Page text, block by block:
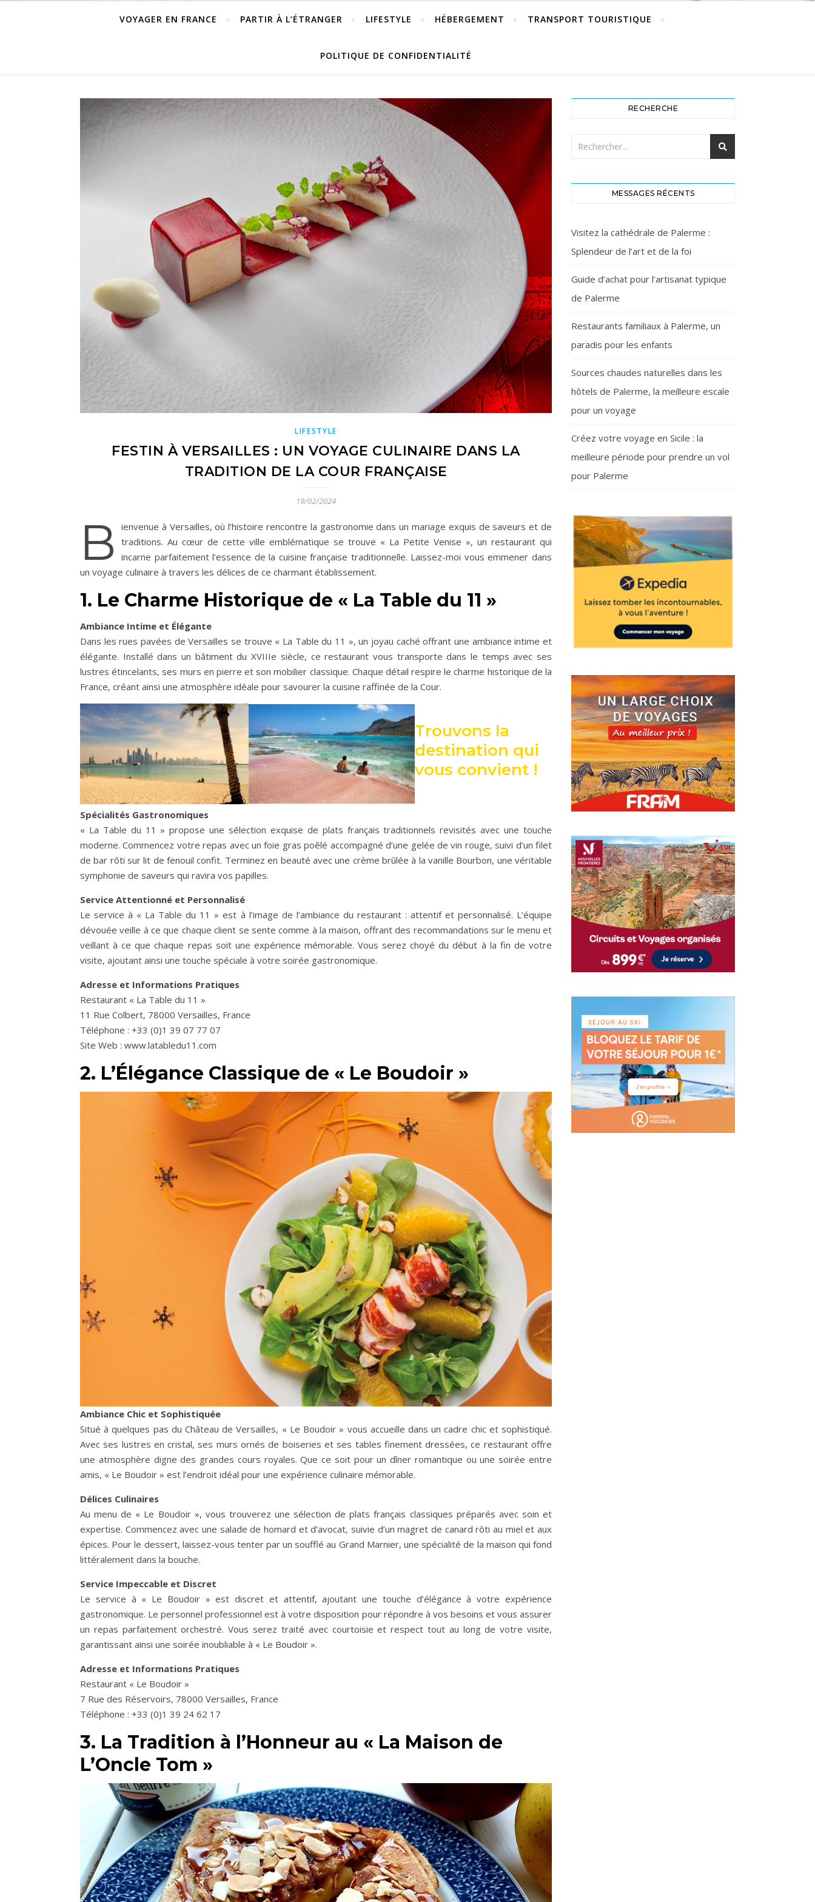
VOYAGER EN FRANCE PARTIR À L’ÉTRANGER LIFESTYLE HÉBERGEMENT TRANSPORT TOURISTIQUE
POLITIQUE DE CONFIDENTIALITÉ
LIFESTYLE
FESTIN À VERSAILLES : UN VOYAGE CULINAIRE DANS LA
TRADITION DE LA COUR FRANÇAISE
19/02/2024
B
ienvenue à Versailles, où l’histoire rencontre la gastronomie dans un mariage exquis de saveurs et de
traditions. Au cœur de cette ville emblématique se trouve « La Petite Venise », un restaurant qui
incarne parfaitement l’essence de la cuisine française traditionnelle. Laissez-moi vous emmener dans
un voyage culinaire à travers les délices de ce charmant établissement.
1. Le Charme Historique de « La Table du 11 »
Ambiance Intime et Élégante
Dans les rues pavées de Versailles se trouve « La Table du 11 », un joyau caché offrant une ambiance intime et
élégante. Installé dans un bâtiment du XVIIIe siècle, ce restaurant vous transporte dans le temps avec ses
lustres étincelants, ses murs en pierre et son mobilier classique. Chaque détail respire le charme historique de la
France, créant ainsi une atmosphère idéale pour savourer la cuisine raffinée de la Cour.
Trouvons la
destination qui
vous convient !
Spécialités Gastronomiques
« La Table du 11 » propose une sélection exquise de plats français traditionnels revisités avec une touche
moderne. Commencez votre repas avec un foie gras poêlé accompagné d’une gelée de vin rouge, suivi d’un filet
de bar rôti sur lit de fenouil confit. Terminez en beauté avec une crème brûlée à la vanille Bourbon, une véritable
symphonie de saveurs qui ravira vos papilles.
Service Attentionné et Personnalisé
Le service à « La Table du 11 » est à l’image de l’ambiance du restaurant : attentif et personnalisé. L’équipe
dévouée veille à ce que chaque client se sente comme à la maison, offrant des recommandations sur le menu et
veillant à ce que chaque repas soit une expérience mémorable. Vous serez choyé du début à la fin de votre
visite, ajoutant ainsi une touche spéciale à votre soirée gastronomique.
Adresse et Informations Pratiques
Restaurant « La Table du 11 »
11 Rue Colbert, 78000 Versailles, France
Téléphone : +33 (0)1 39 07 77 07
Site Web : www.latabledu11.com
2. L’Élégance Classique de « Le Boudoir »
Ambiance Chic et Sophistiquée
Situé à quelques pas du Château de Versailles, « Le Boudoir » vous accueille dans un cadre chic et sophistiqué.
Avec ses lustres en cristal, ses murs ornés de boiseries et ses tables finement dressées, ce restaurant offre
une atmosphère digne des grandes cours royales. Que ce soit pour un dîner romantique ou une soirée entre
amis, « Le Boudoir » est l’endroit idéal pour une expérience culinaire mémorable.
Délices Culinaires
Au menu de « Le Boudoir », vous trouverez une sélection de plats français classiques préparés avec soin et
expertise. Commencez avec une salade de homard et d’avocat, suivie d’un magret de canard rôti au miel et aux
épices. Pour le dessert, laissez-vous tenter par un soufflé au Grand Marnier, une spécialité de la maison qui fond
littéralement dans la bouche.
Service Impeccable et Discret
Le service à « Le Boudoir » est discret et attentif, ajoutant une touche d’élégance à votre expérience
gastronomique. Le personnel professionnel est à votre disposition pour répondre à vos besoins et vous assurer
un repas parfaitement orchestré. Vous serez traité avec courtoisie et respect tout au long de votre visite,
garantissant ainsi une soirée inoubliable à « Le Boudoir ».
Adresse et Informations Pratiques
Restaurant « Le Boudoir »
7 Rue des Réservoirs, 78000 Versailles, France
Téléphone : +33 (0)1 39 24 62 17
3. La Tradition à l’Honneur au « La Maison de
L’Oncle Tom »
RECHERCHE
MESSAGES RÉCENTS
Visitez la cathédrale de Palerme :
Splendeur de l’art et de la foi
Guide d’achat pour l’artisanat typique
de Palerme
Restaurants familiaux à Palerme, un
paradis pour les enfants
Sources chaudes naturelles dans les
hôtels de Palerme, la meilleure escale
pour un voyage
Créez votre voyage en Sicile : la
meilleure période pour prendre un vol
pour Palerme